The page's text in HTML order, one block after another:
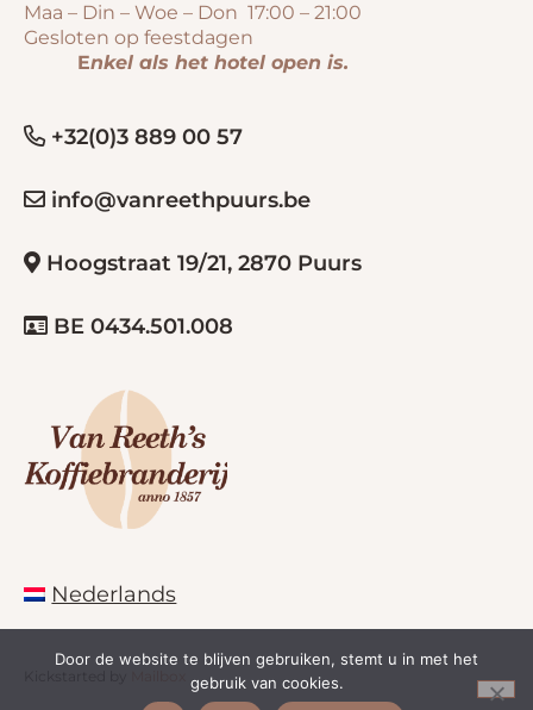
Maa – Din – Woe – Don 17:00 – 21:00
Gesloten op feestdagen
Enkel als het hotel open is.
+32(0)3 889 00 57
info@vanreethpuurs.be
Hoogstraat 19/21, 2870 Puurs
BE 0434.501.008
Nederlands
Door de website te blijven gebruiken, stemt u in met het
gebruik van cookies.